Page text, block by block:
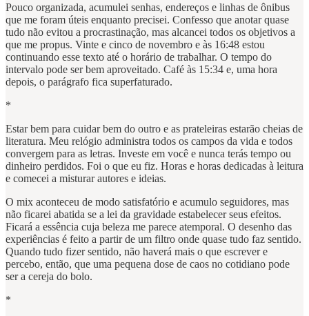
Pouco organizada, acumulei senhas, endereços e linhas de ônibus
que me foram úteis enquanto precisei. Confesso que anotar quase
tudo não evitou a procrastinação, mas alcancei todos os objetivos a
que me propus. Vinte e cinco de novembro e às 16:48 estou
continuando esse texto até o horário de trabalhar. O tempo do
intervalo pode ser bem aproveitado. Café às 15:34 e, uma hora
depois, o parágrafo fica superfaturado.
*
Estar bem para cuidar bem do outro e as prateleiras estarão cheias de
literatura. Meu relógio administra todos os campos da vida e todos
convergem para as letras. Investe em você e nunca terás tempo ou
dinheiro perdidos. Foi o que eu fiz. Horas e horas dedicadas à leitura
e comecei a misturar autores e ideias.
O mix aconteceu de modo satisfatório e acumulo seguidores, mas
não ficarei abatida se a lei da gravidade estabelecer seus efeitos.
Ficará a essência cuja beleza me parece atemporal. O desenho das
experiências é feito a partir de um filtro onde quase tudo faz sentido.
Quando tudo fizer sentido, não haverá mais o que escrever e
percebo, então, que uma pequena dose de caos no cotidiano pode
ser a cereja do bolo.
*